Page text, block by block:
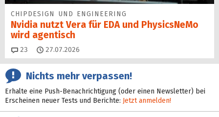
CHIPDESIGN UND ENGINEERING
Nvidia nutzt Vera für EDA und PhysicsNeMo
wird agentisch
23 Kommentare
27.07.2026
Nichts mehr verpassen!
Erhalte eine Push-Benachrichtigung (oder einen Newsletter) bei
Erscheinen neuer Tests und Berichte: Jetzt anmelden!